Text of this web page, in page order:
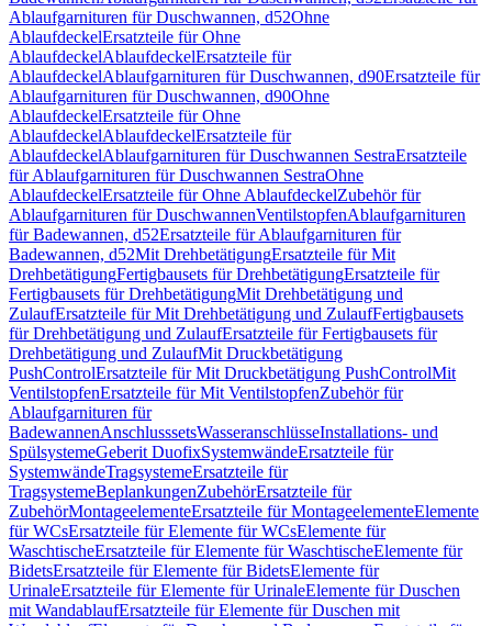
Ablaufgarnituren für Duschwannen, d52Ohne
AblaufdeckelErsatzteile für Ohne
AblaufdeckelAblaufdeckelErsatzteile für
AblaufdeckelAblaufgarnituren für Duschwannen, d90Ersatzteile für
Ablaufgarnituren für Duschwannen, d90Ohne
AblaufdeckelErsatzteile für Ohne
AblaufdeckelAblaufdeckelErsatzteile für
AblaufdeckelAblaufgarnituren für Duschwannen SestraErsatzteile
für Ablaufgarnituren für Duschwannen SestraOhne
AblaufdeckelErsatzteile für Ohne AblaufdeckelZubehör für
Ablaufgarnituren für DuschwannenVentilstopfenAblaufgarnituren
für Badewannen, d52Ersatzteile für Ablaufgarnituren für
Badewannen, d52Mit DrehbetätigungErsatzteile für Mit
DrehbetätigungFertigbausets für DrehbetätigungErsatzteile für
Fertigbausets für DrehbetätigungMit Drehbetätigung und
ZulaufErsatzteile für Mit Drehbetätigung und ZulaufFertigbausets
für Drehbetätigung und ZulaufErsatzteile für Fertigbausets für
Drehbetätigung und ZulaufMit Druckbetätigung
PushControlErsatzteile für Mit Druckbetätigung PushControlMit
VentilstopfenErsatzteile für Mit VentilstopfenZubehör für
Ablaufgarnituren für
BadewannenAnschlusssetsWasseranschlüsseInstallations- und
SpülsystemeGeberit DuofixSystemwändeErsatzteile für
SystemwändeTragsystemeErsatzteile für
TragsystemeBeplankungenZubehörErsatzteile für
ZubehörMontageelementeErsatzteile für MontageelementeElemente
für WCsErsatzteile für Elemente für WCsElemente für
WaschtischeErsatzteile für Elemente für WaschtischeElemente für
BidetsErsatzteile für Elemente für BidetsElemente für
UrinaleErsatzteile für Elemente für UrinaleElemente für Duschen
mit WandablaufErsatzteile für Elemente für Duschen mit